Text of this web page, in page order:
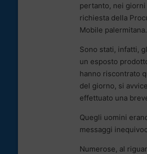
pertanto, nei
richiesta della
Mobile palermitana.
Sono stati, infatti,
un esposto
hanno riscontrato
del giorno, si
effettuato una
Quegli uomini
messaggi
Numerose, al